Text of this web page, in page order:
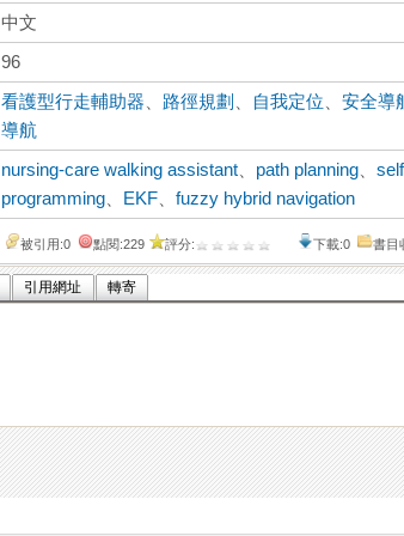
中文
96
看護型行走輔助器 路徑規劃 自我定位 、安全導
導航
nursing-care walking assistant path planning 、
programming
EKF 、fuzzy hybrid navigation
被引用:0 點閱:229 評分: 下載:0 書目
引用網址 轉寄